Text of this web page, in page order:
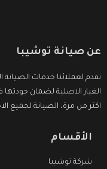
عن صيانة توشيبا
نقدم لعملائنا خدمات
الغيار الاصلية لضمان
اكثر من مرة، الصيانة لجميع
الأقسام
شركة توشيبا